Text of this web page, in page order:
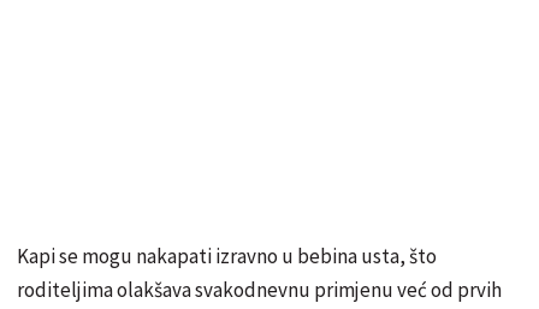
Kapi se mogu nakapati izravno u bebina usta, što
roditeljima olakšava svakodnevnu primjenu već od prvih